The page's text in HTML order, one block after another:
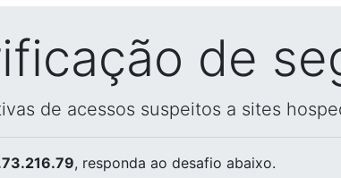
de
de acessos suspeitos a sites
, responda ao desafio abaixo.